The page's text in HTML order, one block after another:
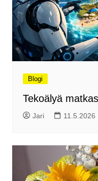
Blogi
Tekoälyä
Jari 11.5.2026